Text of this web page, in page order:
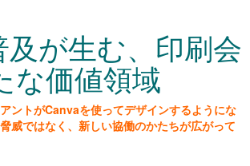
及が生む、印刷会
な価値領域
ントがCanvaを使ってデザインするようにな
威ではなく、新しい協働のかたちが広がって